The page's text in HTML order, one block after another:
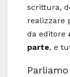
scrittura,
realizzare
da editore
parte, e